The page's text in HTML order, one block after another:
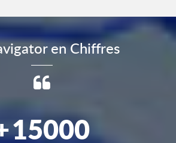
en Chiffres
15000